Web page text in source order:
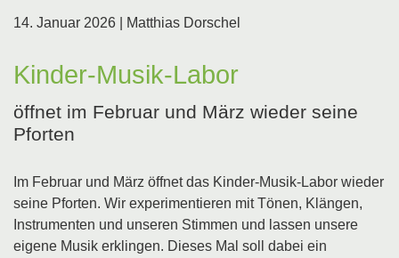
14. Januar 2026 | Matthias Dorschel
Kinder-Musik-Labor
öffnet im Februar und März wieder seine
Pforten
Im Februar und März öffnet das Kinder-Musik-Labor wieder
seine Pforten. Wir experimentieren mit Tönen, Klängen,
Instrumenten und unseren Stimmen und lassen unsere
eigene Musik erklingen. Dieses Mal soll dabei ein